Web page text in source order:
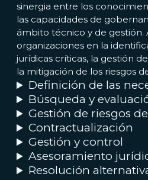
sinergia entre los
las capacidades de
ámbito técnico y de gestión.
organizaciones en la
jurídicas críticas, la gestión
la mitigación de los riesgos
Definición de las
Búsqueda y
Gestión de riesgos
Contractualización
Gestión y control
Asesoramiento
Resolución